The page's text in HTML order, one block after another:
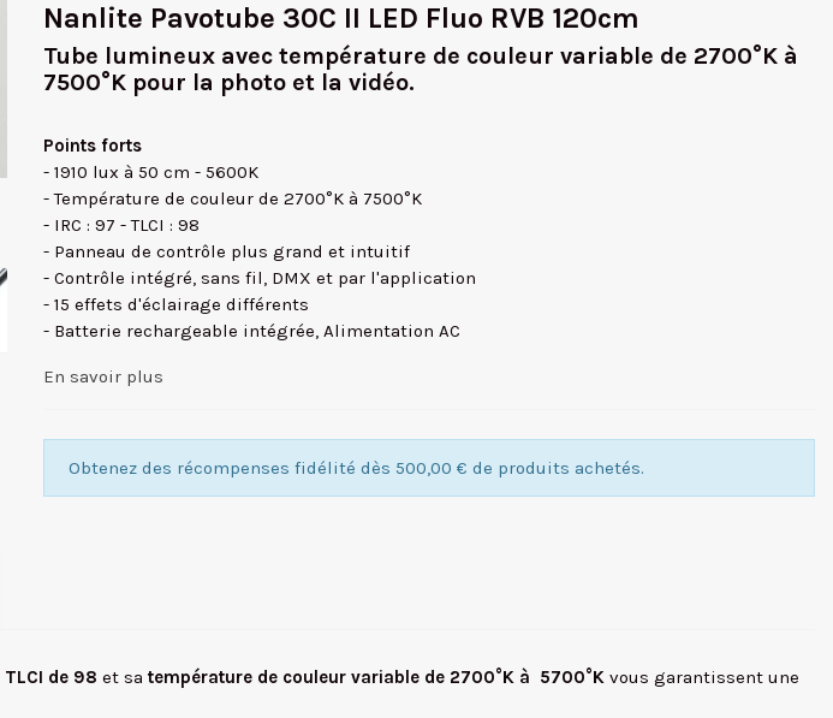
Nanlite Pavotube 30C II LED Fluo RVB 120cm
Tube lumineux avec température de couleur variable de 2700°K à
7500°K pour la photo et la vidéo.
Points forts
- 1910 lux à 50 cm - 5600K
- Température de couleur de 2700°K à 7500°K
- IRC : 97 - TLCI : 98
- Panneau de contrôle plus grand et intuitif
- Contrôle intégré, sans fil, DMX et par l'application
- 15 effets d'éclairage différents
- Batterie rechargeable intégrée, Alimentation AC
En savoir plus
Obtenez des récompenses fidélité dès 500,00 € de produits achetés.
TLCI de 98 et sa température de couleur variable de 2700°K à 5700°K vous garantissent une